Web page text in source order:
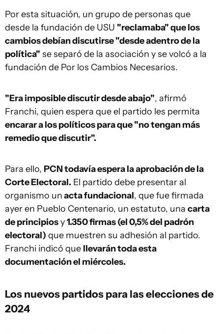
Por esta situación, un grupo de personas que
desde la fundación de USU "reclamaba" que los
cambios debían discutirse "desde adentro de la
política" se separó de la asociación y se volcó a la
fundación de Por los Cambios Necesarios.
"Era imposible discutir desde abajo", afirmó
Franchi, quien espera que el partido les permita
encarar a los políticos para que "no tengan más
remedio que discutir".
Para ello, PCN todavía espera la aprobación de la
Corte Electoral. El partido debe presentar al
organismo unacta fundacional, que fue firmada
ayer en Pueblo Centenario, un estatuto, una carta
de principiosy1.350 firmas (el 0,5% del padrón
electoral) que muestren su adhesión al partido.
Franchi indicó que llevarán toda esta
documentación el miércoles.
Los nuevos partidos para las elecciones de
2024